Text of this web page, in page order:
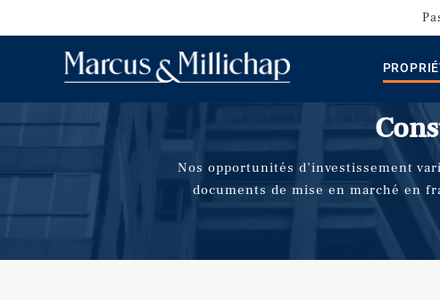
Nos opportunités d’investissement
documents de mise en marché en